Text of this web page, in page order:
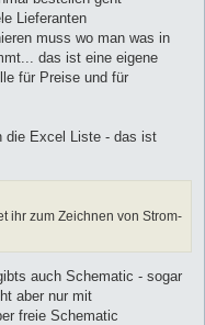
Lieferanten
muss wo man was in
das ist eine eigene
für Preise und für
die Excel Liste - das ist
ihr zum Zeichnen von Strom-
auch Schematic - sogar
aber nur mit
freie Schematic